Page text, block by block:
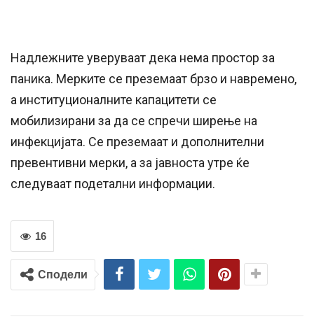
Надлежните уверуваат дека нема простор за
паника. Мерките се преземаат брзо и навремено,
а институционалните капацитети се
мобилизирани за да се спречи ширење на
инфекцијата. Се преземаат и дополнителни
превентивни мерки, а за јавноста утре ќе
следуваат подетални информации.
16
Сподели